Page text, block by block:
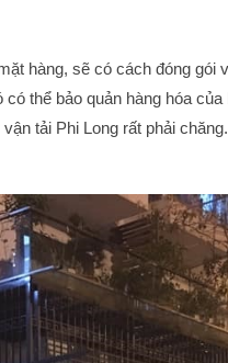
hàng, sẽ có cách đóng
thể bảo quản hàng hóa
tải Phi Long rất phải